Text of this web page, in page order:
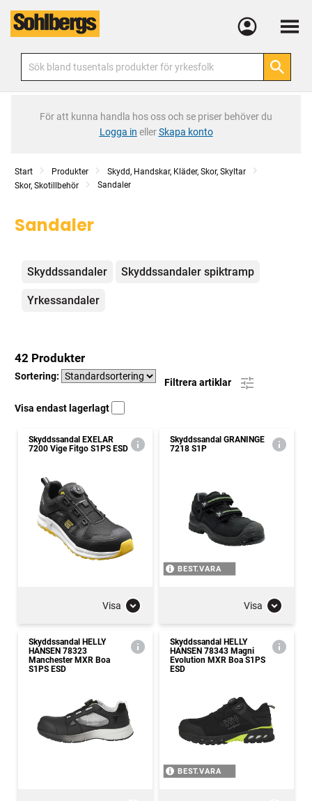
Meny
För att kunna handla hos oss och se priser behöver du
Logga in ellerSkapa konto
Start Produkter
Skydd, Handskar, Kläder, Skor, Skyltar
Skor, Skotillbehör
Sandaler
Sandaler
Kategorier
Skyddssandaler Skyddssandaler spiktramp
Yrkessandaler
42 Produkter
Sortering:
Filtrera artiklar
Visa endast lagerlagt
Skyddssandal EXELAR
7200 Vige Fitgo S1PS ESD
Visa
Skyddssandal GRANINGE
7218 S1P
BEST.VARA
Visa
Skyddssandal HELLY
HANSEN 78323
Manchester MXR Boa
S1PS ESD
Skyddssandal HELLY
HANSEN 78343 Magni
Evolution MXR Boa S1PS
ESD
BEST.VARA